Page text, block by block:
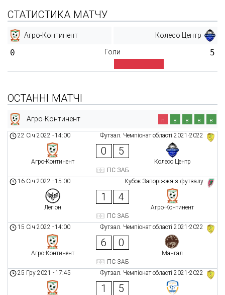
СТАТИСТИКА МАТЧУ
Агро-Континент Колесо Центр
0 Голи 5
ОСТАННІ МАТЧІ
Агро-Континент п в в в в
Футзал. Чемпіонат області 2021-2022
22 Січ 2022 -14:00
Агро-Континент
0 5
Колесо Центр
ПС ЗАБ
Кубок Запоріжжя з футзалу
16 Січ 2022 -15:00
Легіон
1 4
Агро-Континент
ПС ЗАБ
Футзал. Чемпіонат області 2021-2022
15 Січ 2022 -14:00
Агро-Континент
6 0
Мангал
ПС ЗАБ
Футзал. Чемпіонат області 2021-2022
25 Гру 2021 -17:45
1 5